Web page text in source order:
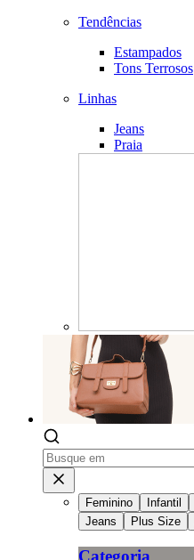
Tendências
Estampados
Tons Terrosos
Linhas
Jeans
Praia
Feminino Infantil
Jeans
Plus Size